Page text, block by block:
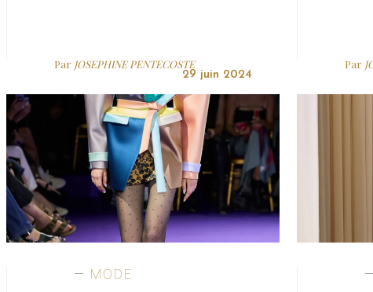
Par JOSEPHINE PENTECOSTE
29 juin 2024
Par
MODE